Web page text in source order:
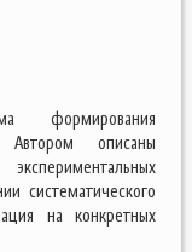
формирования
Автором описаны
систематического
на конкретных